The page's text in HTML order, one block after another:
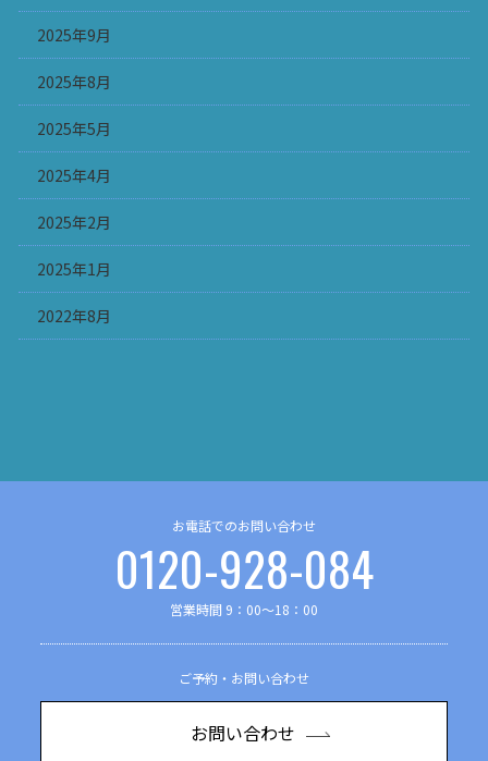
2025年9月
2025年8月
2025年5月
2025年4月
2025年2月
2025年1月
2022年8月
お電話でのお問い合わせ
0120-928-084
営業時間 9：00～18：00
ご予約・お問い合わせ
お問い合わせ